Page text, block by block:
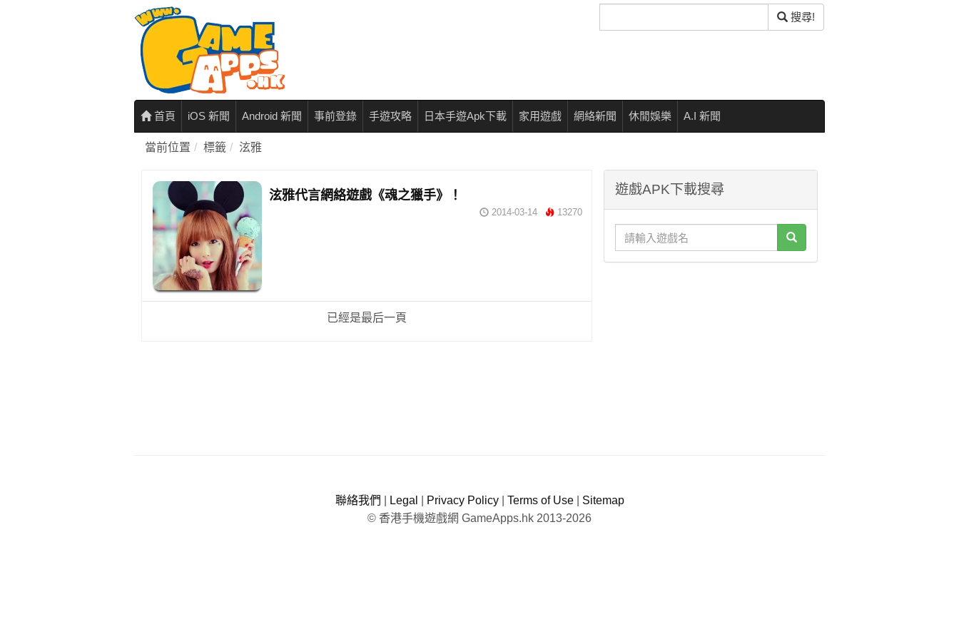
尋
搜尋!
首頁 iOS 新聞 Android 新聞 事前登錄 手遊攻略 日本手遊Apk下載 家用遊戲 網絡新聞 休閒娛樂 A.I 新聞
當前位置 標籤 泫雅
泫雅代言網絡遊戲《魂之獵手》！
2014-03-14 13270
已經是最后一頁
遊戲APK下載搜尋
聯絡我們 Legal Privacy Policy| Terms of Use| Sitemap
© 香港手機遊戲網 GameApps.hk 2013-2026